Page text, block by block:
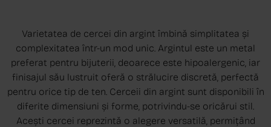
Varietatea de cercei din argint îmbină simplitatea și
complexitatea într-un mod unic. Argintul este un metal
preferat pentru bijuterii, deoarece este hipoalergenic, iar
finisajul său lustruit oferă o strălucire discretă, perfectă
pentru orice tip de ten. Cerceii din argint sunt disponibili în
diferite dimensiuni și forme, potrivindu-se oricărui stil.
Acești cercei reprezintă o alegere versatilă, permițând